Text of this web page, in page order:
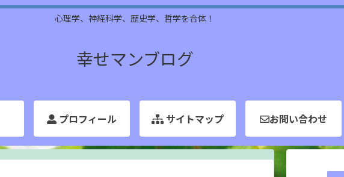
心理学、神経科学、歴史学、哲学を合体！
幸せマンブログ
プロフィール サイトマップ お問い合わせ